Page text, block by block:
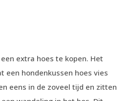
extra hoes te kopen. Het
een hondenkussen hoes vies
eens in de zoveel tijd en zitten